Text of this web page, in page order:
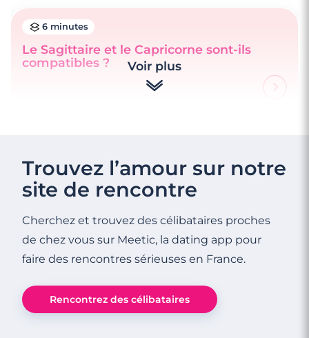
6 minutes
Le Sagittaire et le Capricorne sont-ils
compatibles ?
Voir plus
Trouvez l’amour sur notre
site de rencontre
Cherchez et trouvez des célibataires proches
de chez vous sur Meetic, la dating app pour
faire des rencontres sérieuses en France.
Rencontrez des célibataires